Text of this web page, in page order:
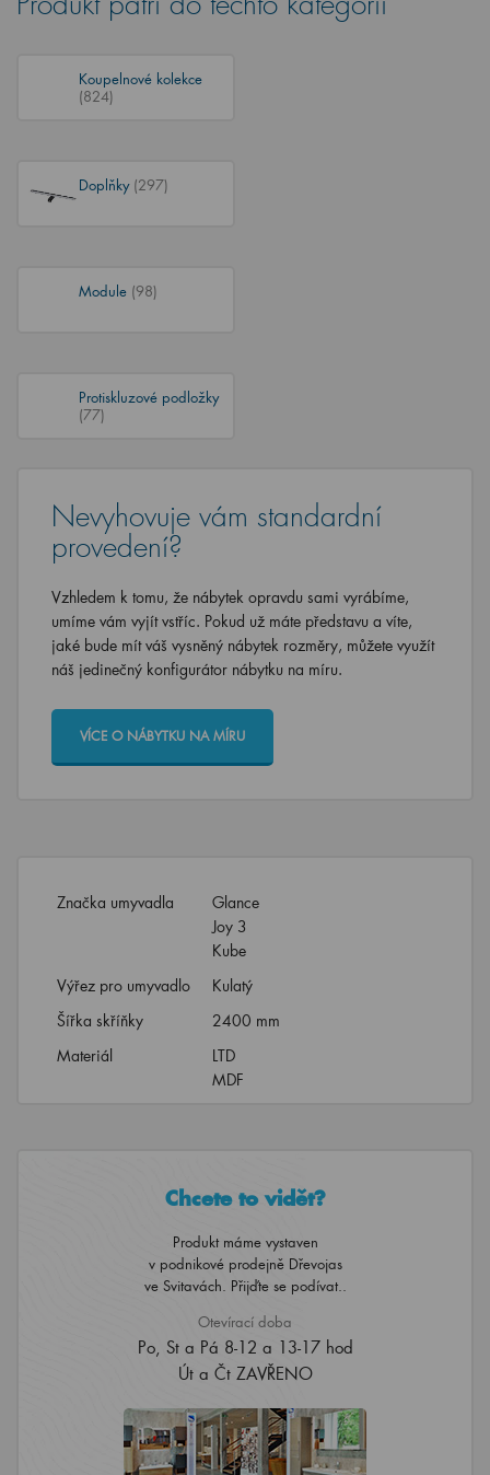
Koupelnové kolekce
(824)
Doplňky (297)
Module (98)
Protiskluzové podložky
(77)
Nevyhovuje vám standardní
provedení?
Vzhledem k tomu, že nábytek opravdu sami vyrábíme,
umíme vám vyjít vstříc. Pokud už máte představu a víte,
jaké bude mít váš vysněný nábytek rozměry, můžete využít
náš jedinečný konfigurátor nábytku na míru.
VÍCE O NÁBYTKU NA MÍRU
Značka umyvadla
Glance
Joy 3
Kube
Výřez pro umyvadlo
Kulatý
Šířka skříňky
2400 mm
Materiál
LTD
MDF
Chcete to vidět?
Produkt máme vystaven
v podnikové prodejně Dřevojas
ve Svitavách. Přijďte se podívat..
Otevírací doba
Po, St a Pá 8-12 a 13-17 hod
Út a Čt ZAVŘENO